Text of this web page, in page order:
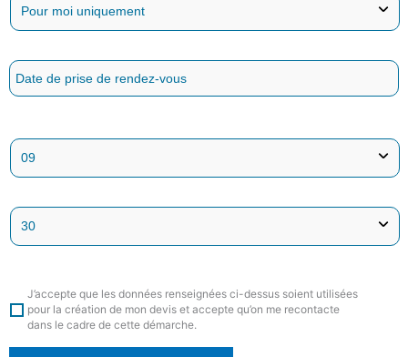
J’accepte que les données renseignées ci-dessus soient utilisées
pour la création de mon devis et accepte qu’on me recontacte
dans le cadre de cette démarche.